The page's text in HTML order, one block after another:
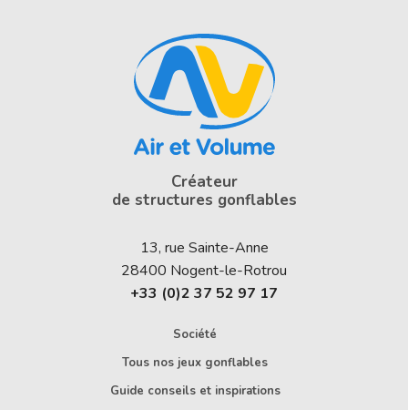
Créateur
de structures gonflables
13, rue Sainte-Anne
28400 Nogent-le-Rotrou
+33 (0)2 37 52 97 17
Société
Tous nos jeux gonflables
Guide conseils et inspirations